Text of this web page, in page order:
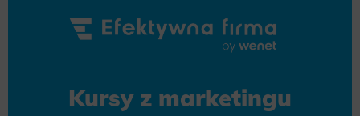
Kursy z marketingu